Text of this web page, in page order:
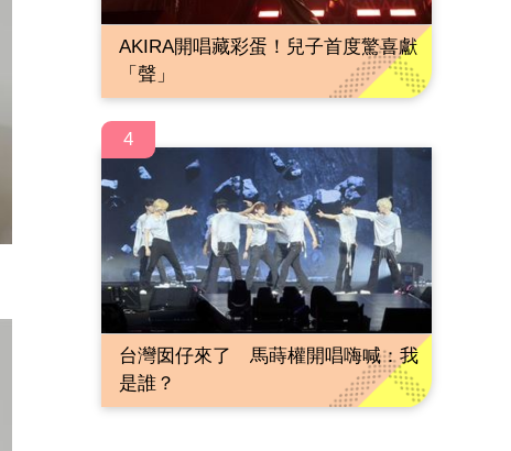
AKIRA開唱藏彩蛋！兒子首度驚喜獻
「聲」
4
台灣囡仔來了 馬蒔權開唱嗨喊：我
是誰？